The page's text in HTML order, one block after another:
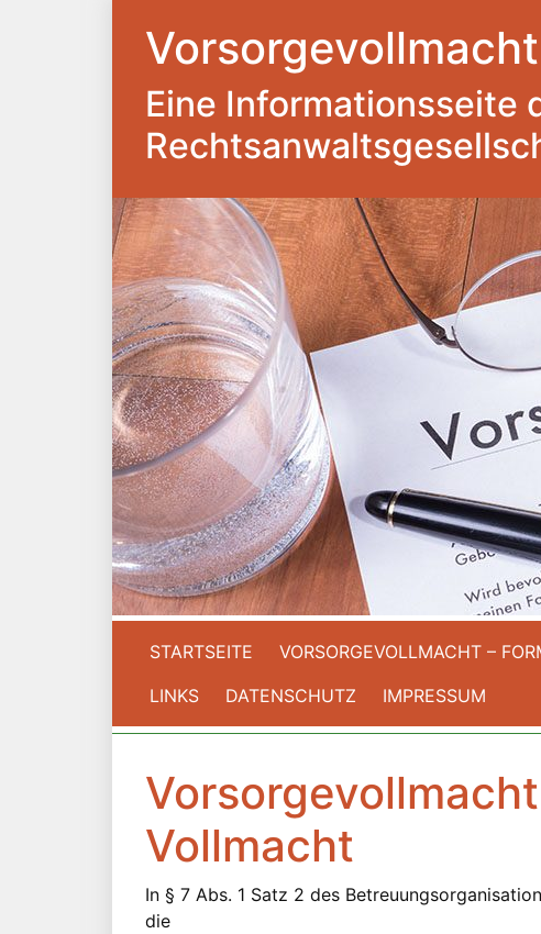
Vorsorgevollmacht
Eine Informationsseite
STARTSEITE VORSORGEVOLLMACHT –
LINKS
DATENSCHUTZ IMPRESSUM
Vollmacht
In § 7 Abs. 1 Satz 2 des
die